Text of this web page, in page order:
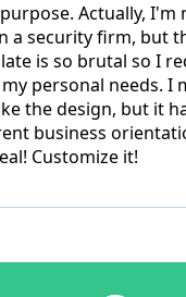
Actually, I'm
a security firm, but
is so brutal so I
personal needs. I
the design, but it
business
Customize it!